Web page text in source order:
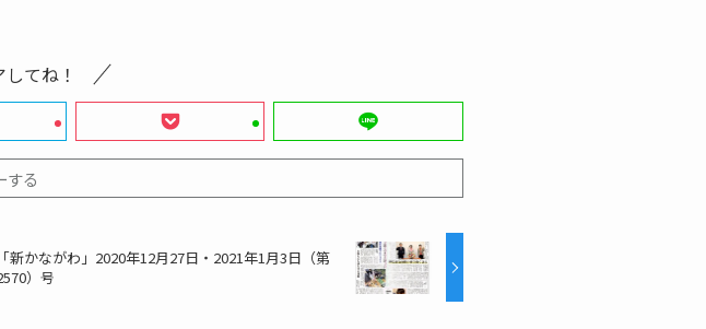
てね！
する
「新かながわ」2020年12月27日・2021年1月3日（第
）号